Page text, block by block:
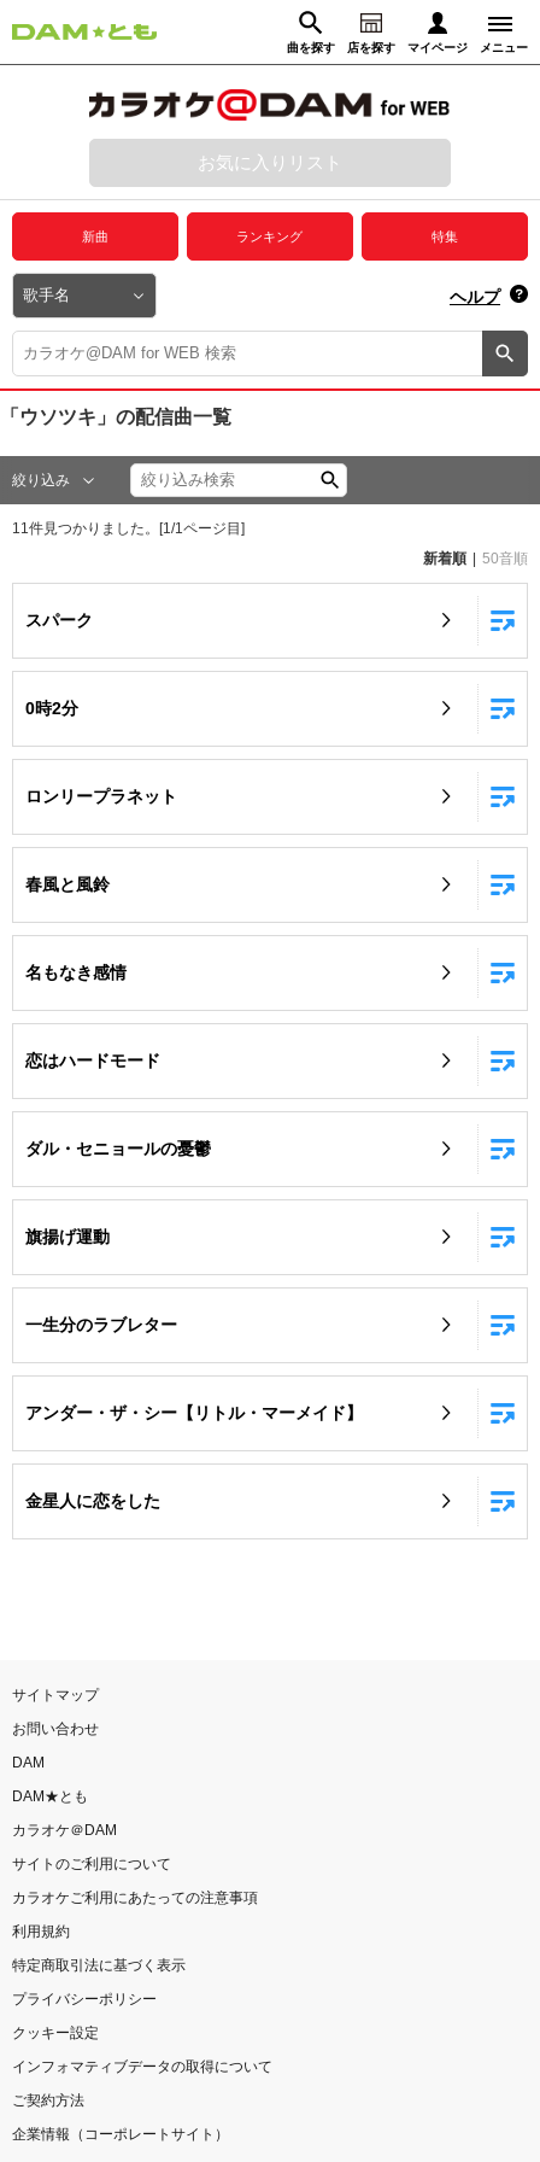
曲を探す 店を探す マイページ メニュー
動画からさがす 録音からさがす
ログイン
プレミアムサービス
DAM★とも動画
DAM★とも録音
カラオケ＠DAM
ユーザー検索
DAMの新曲・ランキングなど
自宅でカラオケ歌い放題！
お気に入りリスト
新曲 ランキング 特集
ヘルプ
「ウソツキ」 の配信曲一覧
絞り込み
11 件見つかりました。[1 /1 ページ目]
新着順
50音順
スパーク
0時2分
ロンリープラネット
春風と風鈴
名もなき感情
恋はハードモード
ダル・セニョールの憂鬱
旗揚げ運動
一生分のラブレター
アンダー・ザ・シー【リトル・マーメイド】
金星人に恋をした
サイトマップ
お問い合わせ
DAM
DAM★とも
カラオケ＠DAM
サイトのご利用について
カラオケご利用にあたっての注意事項
利用規約
特定商取引法に基づく表示
プライバシーポリシー
クッキー設定
インフォマティブデータの取得について
ご契約方法
企業情報（コーポレートサイト）